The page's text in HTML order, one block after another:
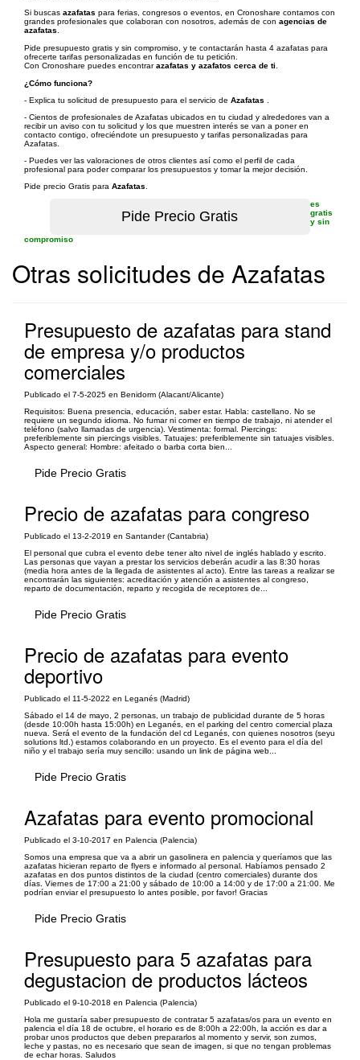
Si buscas azafatas para ferias, congresos o eventos, en Cronoshare contamos con
grandes profesionales que colaboran con nosotros, además de con agencias de
azafatas
Pide presupuesto gratis y sin compromiso, y te contactarán hasta 4 azafatas para
ofrecerte tarifas personalizadas en función de tu petición.
Con Cronoshare puedes encontrarazafatas y azafatos cerca de ti
¿Cómo funciona?
- Explica tu solicitud de presupuesto para el servicio de Azafatas
- Cientos de profesionales de Azafatas ubicados en tu ciudad y alrededores van a
recibir un aviso con tu solicitud y los que muestren interés se van a poner en
contacto contigo, ofreciéndote un presupuesto y tarifas personalizadas para
Azafatas.
- Puedes ver las valoraciones de otros clientes así como el perfil de cada
profesional para poder comparar los presupuestos y tomar la mejor decisión.
Pide precio Gratis para Azafatas
es
gratis
y sin
compromiso
Otras solicitudes de Azafatas
Presupuesto de azafatas para stand
de empresa y/o productos
comerciales
Publicado el 7-5-2025 en Benidorm (Alacant/Alicante)
Requisitos: Buena presencia, educación, saber estar. Habla: castellano. No se
requiere un segundo idioma. No fumar ni comer en tiempo de trabajo, ni atender el
teléfono (salvo llamadas de urgencia). Vestimenta: formal. Piercings:
preferiblemente sin piercings visibles. Tatuajes: preferiblemente sin tatuajes visibles.
Aspecto general: Hombre: afeitado o barba corta bien...
Pide Precio Gratis
Precio de azafatas para congreso
Publicado el 13-2-2019 en Santander (Cantabria)
El personal que cubra el evento debe tener alto nivel de inglés hablado y escrito.
Las personas que vayan a prestar los servicios deberán acudir a las 8:30 horas
(media hora antes de la llegada de asistentes al acto). Entre las tareas a realizar se
encontrarán las siguientes: acreditación y atención a asistentes al congreso,
reparto de documentación, reparto y recogida de receptores de...
Pide Precio Gratis
Precio de azafatas para evento
deportivo
Publicado el 11-5-2022 en Leganés (Madrid)
Sábado el 14 de mayo, 2 personas, un trabajo de publicidad durante de 5 horas
(desde 10:00h hasta 15:00h) en Leganés, en el parking del centro comercial plaza
nueva. Será el evento de la fundación del cd Leganés, con quienes nosotros (seyu
solutions ltd.) estamos colaborando en un proyecto. Es el evento para el día del
niño y el trabajo sería muy sencillo: usando un link de página web...
Pide Precio Gratis
Azafatas para evento promocional
Publicado el 3-10-2017 en Palencia (Palencia)
Somos una empresa que va a abrir un gasolinera en palencia y queríamos que las
azafatas hicieran reparto de flyers e informado al personal. Habíamos pensado 2
azafatas en dos puntos distintos de la ciudad (centro comerciales) durante dos
días. Viernes de 17:00 a 21:00 y sábado de 10:00 a 14:00 y de 17:00 a 21:00. Me
podrían enviar el presupuesto lo antes posible, por favor! Gracias
Pide Precio Gratis
Presupuesto para 5 azafatas para
degustacion de productos lácteos
Publicado el 9-10-2018 en Palencia (Palencia)
Hola me gustaría saber presupuesto de contratar 5 azafatas/os para un evento en
palencia el día 18 de octubre, el horario es de 8:00h a 22:00h, la acción es dar a
probar unos productos que deben prepararlos al momento y servir, son zumos,
leche y pastas, no es necesario que sean de imagen, si que no tengan problemas
de echar horas. Saludos